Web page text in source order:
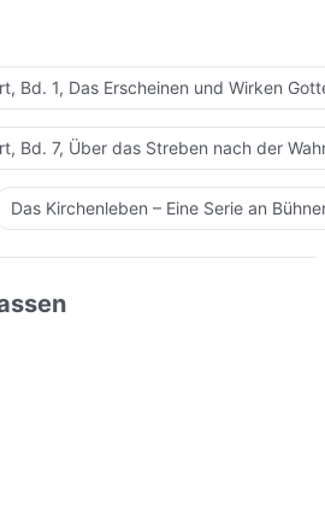
Bd. 1, Das Erscheinen und Wirken
Bd. 7, Über das Streben nach der
Das Kirchenleben – Eine Serie an